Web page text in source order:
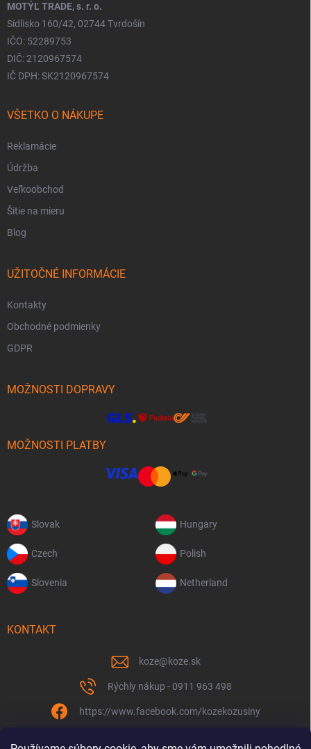
MOTÝĽ TRADE, s. r. o.
Sídlisko 160/42, 02744 Tvrdošín
IČO: 52289753
DIČ: 2120967574
IČ DPH: SK2120967574
VŠETKO O NÁKUPE
Reklamácie
Údržba
Veľkoobchod
Šitie na mieru
Blog
UŽITOČNÉ INFORMÁCIE
Kontakty
Obchodné podmienky
GDPR
MOŽNOSTI DOPRAVY
MOŽNOSTI PLATBY
Slovak Hungary
Czech Polish
Slovenia Netherland
KONTAKT
koze@koze.sk
Rýchly nákup - 0911 963 498
https://www.facebook.com/kozekozusiny